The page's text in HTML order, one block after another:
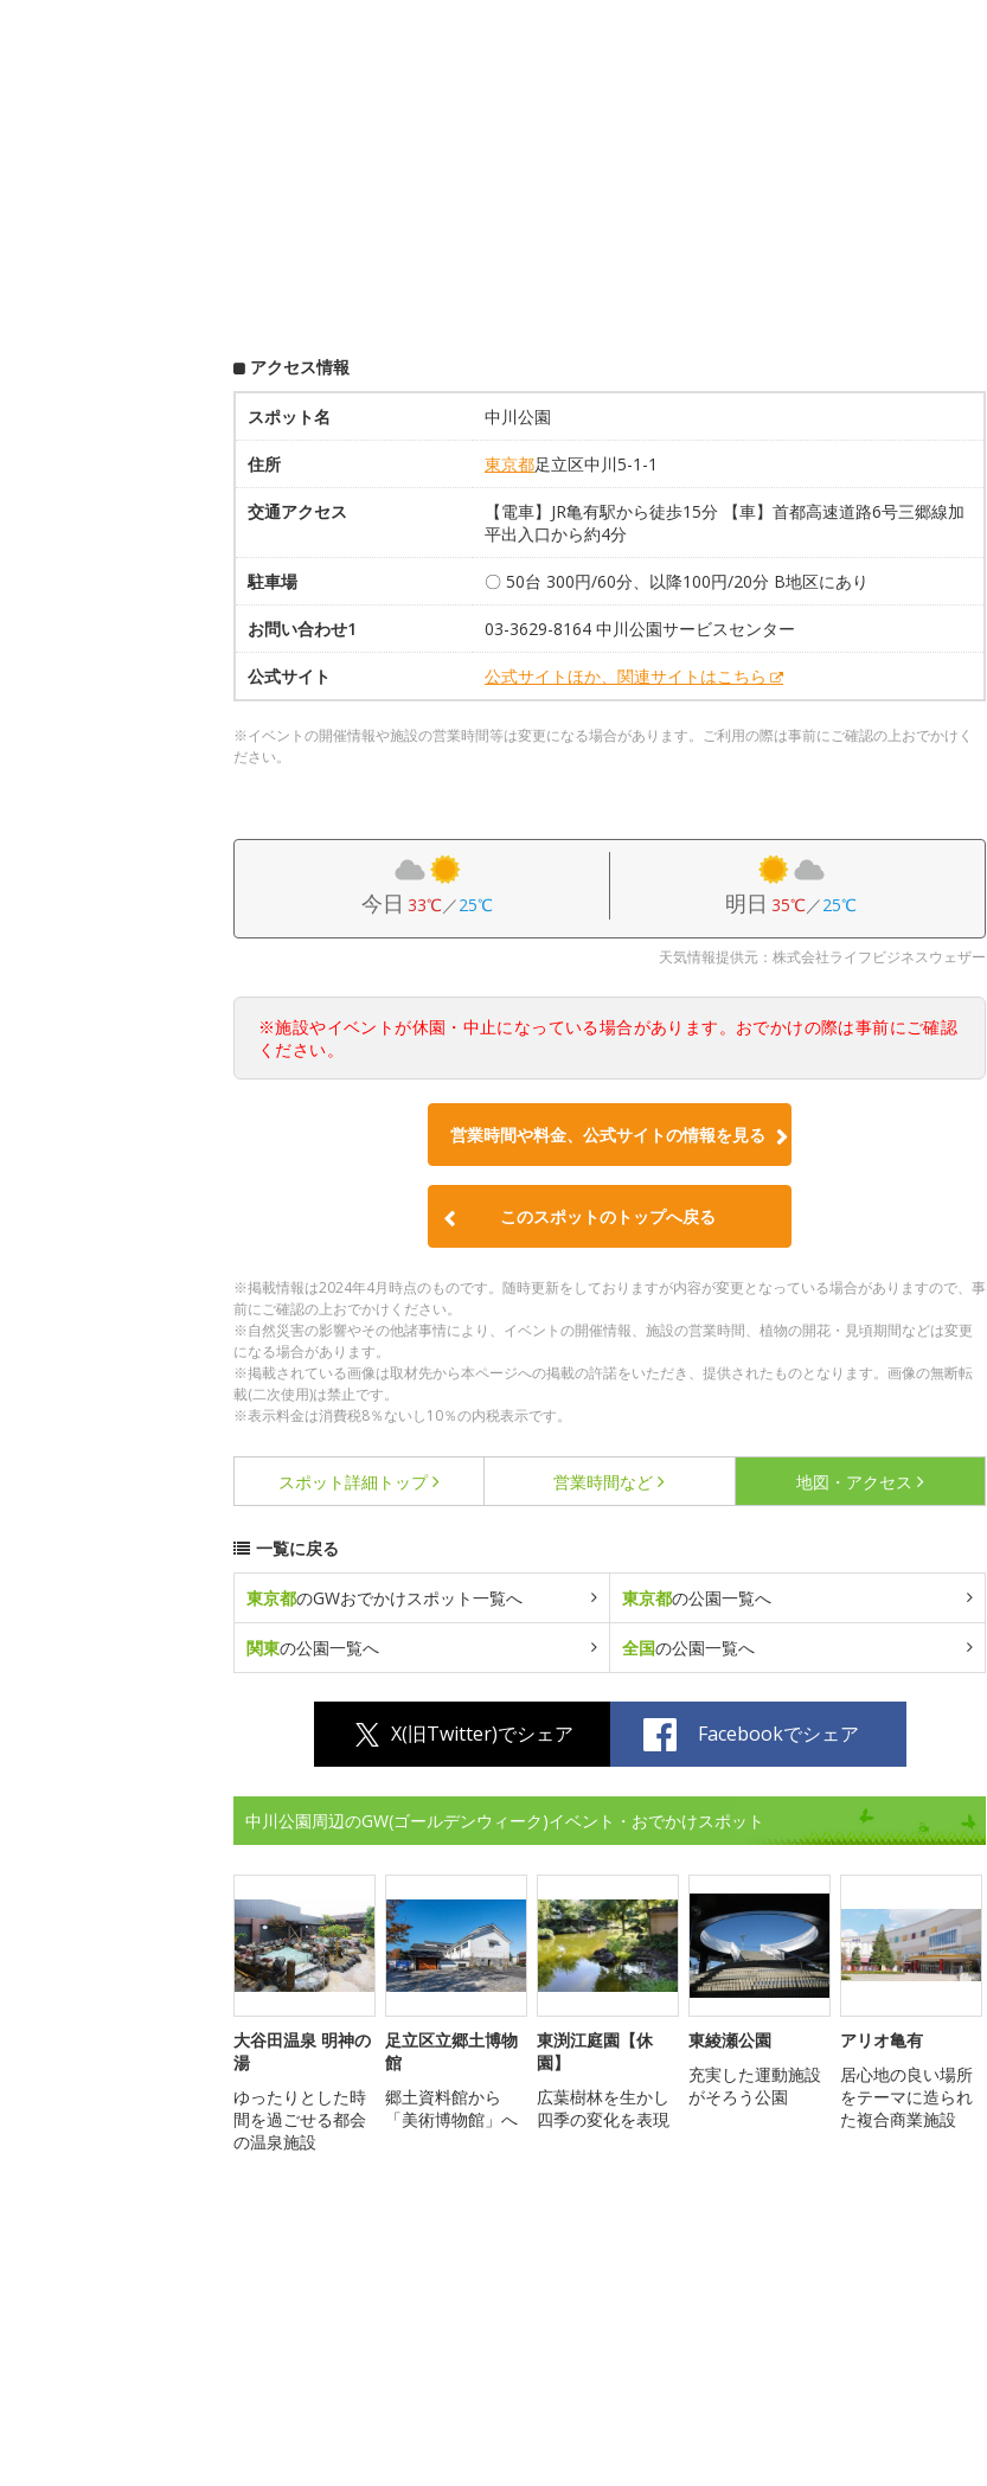
アクセス情報
スポット名 中川公園
住所 東京都足立区中川5-1-1
交通アクセス
【電車】JR亀有駅から徒歩15分 【車】首都高速道路6号三郷線加
平出入口から約4分
駐車場 〇 50台 300円/60分、以降100円/20分 B地区にあり
お問い合わせ1 03-3629-8164 中川公園サービスセンター
公式サイト 公式サイトほか、関連サイトはこちら
※イベントの開催情報や施設の営業時間等は変更になる場合があります。ご利用の際は事前にご確認の上おでかけく
ださい。
今日 33℃／25℃ 明日 35℃／25℃
天気情報提供元：株式会社ライフビジネスウェザー
※施設やイベントが休園・中止になっている場合があります。おでかけの際は事前にご確認
ください。
営業時間や料金、公式サイトの情報を見る
このスポットのトップへ戻る
※掲載情報は2024年4月時点のものです。随時更新をしておりますが内容が変更となっている場合がありますので、事
前にご確認の上おでかけください。
※自然災害の影響やその他諸事情により、イベントの開催情報、施設の営業時間、植物の開花・見頃期間などは変更
になる場合があります。
※掲載されている画像は取材先から本ページへの掲載の許諾をいただき、提供されたものとなります。画像の無断転
載(二次使用)は禁止です。
※表示料金は消費税8％ないし10％の内税表示です。
スポット詳細 トップ 営業時間など 地図・アクセス
一覧に戻る
東京都のGWおでかけスポット一覧へ 東京都の公園一覧へ
関東の公園一覧へ 全国の公園一覧へ
X(旧Twitter)でシェア Facebookでシェア
中川公園周辺のGW(ゴールデンウィーク)イベント・おでかけスポット
大谷田温泉 明神の
湯
ゆったりとした時
間を過ごせる都会
の温泉施設
足立区立郷土博物
館
郷土資料館から
「美術博物館」へ
東渕江庭園【休
園】
広葉樹林を生かし
四季の変化を表現
東綾瀬公園
充実した運動施設
がそろう公園
アリオ亀有
居心地の良い場所
をテーマに造られ
た複合商業施設